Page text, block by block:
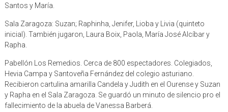
Santos y María.
Sala Zaragoza: Suzan; Raphinha, Jenifer, Lioba y Livia (quinteto
inicial). También jugaron, Laura Boix, Paola, María José Alcíbar y
Rapha.
Pabellón Los Remedios. Cerca de 800 espectadores. Colegiados,
Hevia Campa y Santoveña Fernández del colegio asturiano.
Recibieron cartulina amarilla Candela y Judith en el Ourense y Suzan
y Rapha en el Sala Zaragoza. Se guardó un minuto de silencio pro el
fallecimiento de la abuela de Vanessa Barberá.